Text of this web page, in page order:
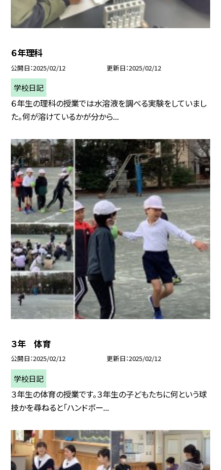
６年理科
公開日 2025/02/12 更新日 2025/02/12
学校日記
６年生の理科の授業では水溶液を調べる実験をしていまし
た。何が溶けているかが分から...
３年 体育
公開日 2025/02/12 更新日 2025/02/12
学校日記
３年生の体育の授業です。３年生の子どもたちに何という球
技かを尋ねると「ハンドボー...